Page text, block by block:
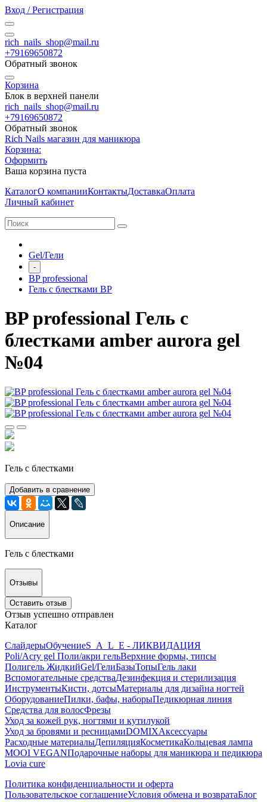
Вход / Регистрация
rich_nails_shop@mail.ru
+79169650872
Обратный звонок
Корзина
Блок в верхней панели
rich_nails_shop@mail.ru
+79169650872
Обратный звонок
Rich Nails магазин для маникюра
Корзина:
Оформить
Ваша корзина пуста
КаталогО компанииКонтактыДоставкаОплата
Личный кабинет
Gel/Гели
-
BP professional
Гель с блестками BP
BP professional Гель с
блестками amber aurora gel
№04
Гель с блестками
Добавить в сравнение
Описание
Гель с блестками
Отзывы
Оставить отзыв
Отзыв успешно отправлен
Каталог
СлайдерыОбучениеS_A_L_E - ЛИКВИДАЦИЯ
Poli/Acry gel Поли/акри гельВерхние формы, типсы
Полигель ЖидкийGel/ГелиБазыТопыГель лаки
Вспомогательные средстваДезинфекция и стерилизация
ИнструментыКисти, дотсыМатериалы для дизайна ногтей
ОборудованиеПилки, бафы, наборыПедикюрная линия
Средства для волосФрезы
Уход за кожей рук, ногтями и кутилукой
Уход за бровями и ресницамиDOMIXАксессуары
Расходные материалыДепиляцияКосметикаКольцевая лампа
MOOI VEGANПодарочные наборы для маникюра и педикюра
Lovia cure
Политика конфиденциальности и оферта
Пользовательское соглашениеУсловия обмена и возвратаБлог